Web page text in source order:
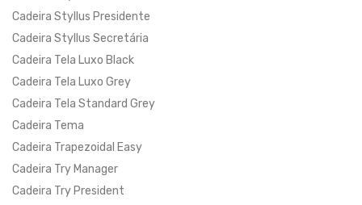
Cadeira Styllus Presidente
Cadeira Styllus Secretária
Cadeira Tela Luxo Black
Cadeira Tela Luxo Grey
Cadeira Tela Standard Grey
Cadeira Tema
Cadeira Trapezoidal Easy
Cadeira Try Manager
Cadeira Try President